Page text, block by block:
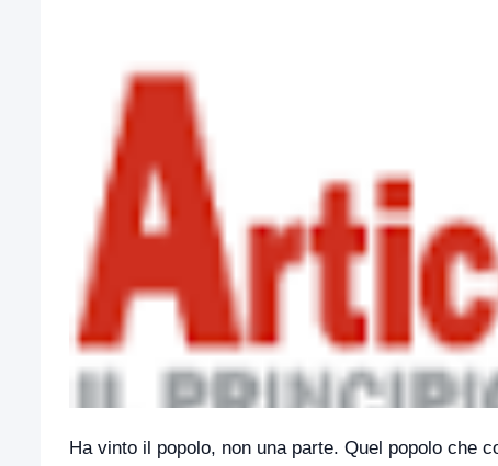
Ha vinto il popolo, non una parte. Quel popolo che